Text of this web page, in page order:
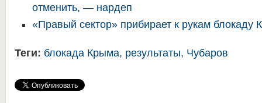
отменить, — нардеп
«Правый сектор» прибирает к рукам блокаду
Теги: блокада Крыма, результаты, Чубаров